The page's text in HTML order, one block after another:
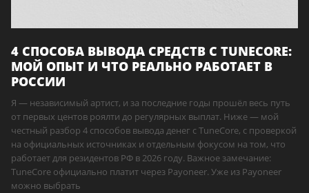
4 СПОСОБА ВЫВОДА СРЕДСТВ С TUNECORE:
МОЙ ОПЫТ И ЧТО РЕАЛЬНО РАБОТАЕТ В
РОССИИ
Я — независимый артист, и за последние годы прошёл весь путь
от первых центов роялти до регулярных выплат. Ниже — мой
честный разбор 4 способов вывода денег с TuneCore, с проверкой
на официальных источниках и отдельным фокусом на том, что
работает для резидентов РФ в 2026 году. Важное замечание:
TuneCore официально платит через Payoneer. Уже из Payoneer
можно выбрать